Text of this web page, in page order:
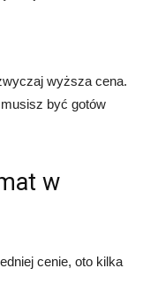
wyższa cena.
być gotów
w
cenie, oto kilka